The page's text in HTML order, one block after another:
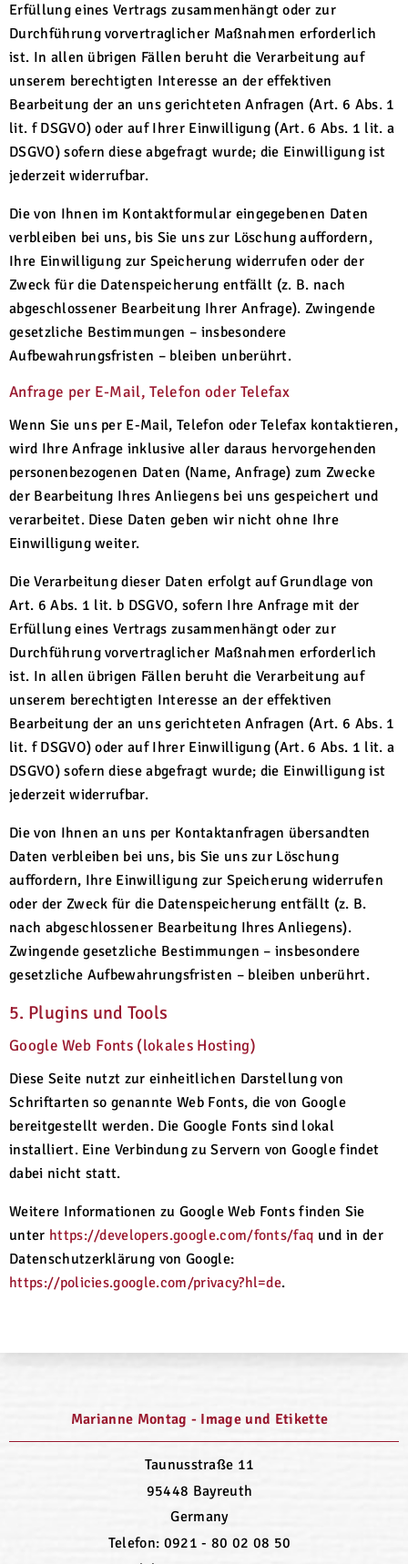
Erfüllung eines Vertrags zusammenhängt oder zur
Durchführung vorvertraglicher Maßnahmen erforderlich
ist. In allen übrigen Fällen beruht die Verarbeitung auf
unserem berechtigten Interesse an der effektiven
Bearbeitung der an uns gerichteten Anfragen (Art. 6 Abs. 1
lit. f DSGVO) oder auf Ihrer Einwilligung (Art. 6 Abs. 1 lit. a
DSGVO) sofern diese abgefragt wurde; die Einwilligung ist
jederzeit widerrufbar.
Die von Ihnen im Kontaktformular eingegebenen Daten
verbleiben bei uns, bis Sie uns zur Löschung auffordern,
Ihre Einwilligung zur Speicherung widerrufen oder der
Zweck für die Datenspeicherung entfällt (z. B. nach
abgeschlossener Bearbeitung Ihrer Anfrage). Zwingende
gesetzliche Bestimmungen – insbesondere
Aufbewahrungsfristen – bleiben unberührt.
Anfrage per E-Mail, Telefon oder Telefax
Wenn Sie uns per E-Mail, Telefon oder Telefax kontaktieren,
wird Ihre Anfrage inklusive aller daraus hervorgehenden
personenbezogenen Daten (Name, Anfrage) zum Zwecke
der Bearbeitung Ihres Anliegens bei uns gespeichert und
verarbeitet. Diese Daten geben wir nicht ohne Ihre
Einwilligung weiter.
Die Verarbeitung dieser Daten erfolgt auf Grundlage von
Art. 6 Abs. 1 lit. b DSGVO, sofern Ihre Anfrage mit der
Erfüllung eines Vertrags zusammenhängt oder zur
Durchführung vorvertraglicher Maßnahmen erforderlich
ist. In allen übrigen Fällen beruht die Verarbeitung auf
unserem berechtigten Interesse an der effektiven
Bearbeitung der an uns gerichteten Anfragen (Art. 6 Abs. 1
lit. f DSGVO) oder auf Ihrer Einwilligung (Art. 6 Abs. 1 lit. a
DSGVO) sofern diese abgefragt wurde; die Einwilligung ist
jederzeit widerrufbar.
Die von Ihnen an uns per Kontaktanfragen übersandten
Daten verbleiben bei uns, bis Sie uns zur Löschung
auffordern, Ihre Einwilligung zur Speicherung widerrufen
oder der Zweck für die Datenspeicherung entfällt (z. B.
nach abgeschlossener Bearbeitung Ihres Anliegens).
Zwingende gesetzliche Bestimmungen – insbesondere
gesetzliche Aufbewahrungsfristen – bleiben unberührt.
5. Plugins und Tools
Google Web Fonts (lokales Hosting)
Diese Seite nutzt zur einheitlichen Darstellung von
Schriftarten so genannte Web Fonts, die von Google
bereitgestellt werden. Die Google Fonts sind lokal
installiert. Eine Verbindung zu Servern von Google findet
dabei nicht statt.
Weitere Informationen zu Google Web Fonts finden Sie
unter https://developers.google.com/fonts/faq und in der
Datenschutzerklärung von Google:
https://policies.google.com/privacy?hl=de.
Marianne Montag - Image und Etikette
Taunusstraße 11
95448 Bayreuth
Germany
Telefon: 0921 - 80 02 08 50